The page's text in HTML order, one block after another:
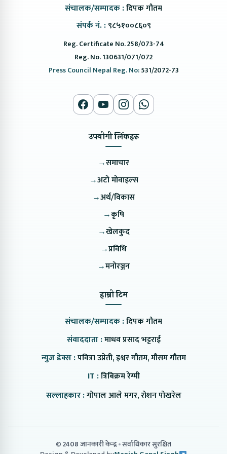
संचालक/सम्पादक :दिपक गौतम
संपर्क नं. : ९८५१००८६०९
Reg. Certificate No. 258/073-74
Reg. No. 130631/071/072
Press Council Nepal Reg. No:531/2072-73
उपयोगी लिंकहरु
→समाचार
→अटो मोवाइल्स
→अर्थ/विकास
→कृषि
→खेलकुद
→प्रविधि
→मनोरञ्जन
हाम्रो टिम
संचालक/सम्पादक :दिपक गौतम
संवाददाता :माधव प्रसाद भट्टराई
न्युज डेक्स :पवित्रा उप्रेती, इश्वर गौतम, मौसम गौतम
IT :त्रिबिक्रम रेग्मी
सल्लाहकार :गोपाल आले मगर, रोशन पोखरेल
© 2408 जानकारी केन्द्र सर्वाधिकार सुरक्षित